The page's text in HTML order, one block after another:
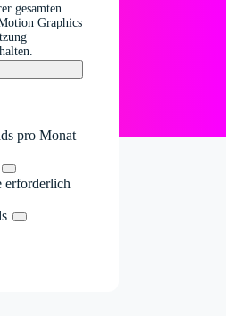
gesamten
Graphics
pro Monat
erforderlich